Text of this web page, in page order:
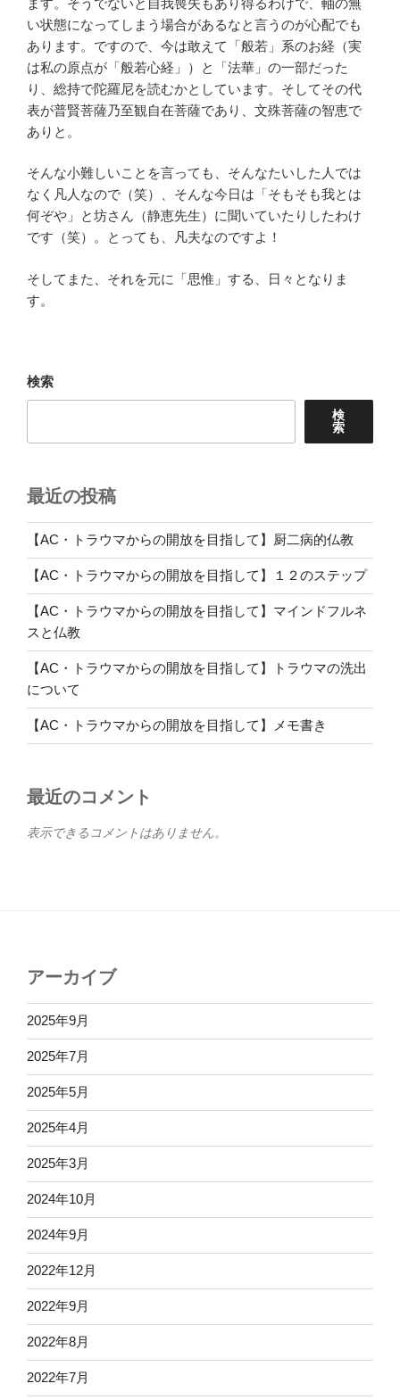
い状態になってしまう場合があるなと言うのが心配でも
あります。ですので、今は敢えて「般若」系のお経（実
は私の原点が「般若心経」）と「法華」の一部だった
り、総持で陀羅尼を読むかとしています。そしてその代
表が普賢菩薩乃至観自在菩薩であり、文殊菩薩の智恵で
ありと。
そんな小難しいことを言っても、そんなたいした人では
なく凡人なので（笑）、そんな今日は「そもそも我とは
何ぞや」と坊さん（静恵先生）に聞いていたりしたわけ
です（笑）。とっても、凡夫なのですよ！
そしてまた、それを元に「思惟」する、日々となりま
す。
検索
検
索
最近の投稿
【AC・トラウマからの開放を目指して】厨二病的仏教
【AC・トラウマからの開放を目指して】１２のステップ
【AC・トラウマからの開放を目指して】マインドフルネ
スと仏教
【AC・トラウマからの開放を目指して】トラウマの洗出
について
【AC・トラウマからの開放を目指して】メモ書き
最近のコメント
表示できるコメントはありません。
アーカイブ
2025年9月
2025年7月
2025年5月
2025年4月
2025年3月
2024年10月
2024年9月
2022年12月
2022年9月
2022年8月
2022年7月